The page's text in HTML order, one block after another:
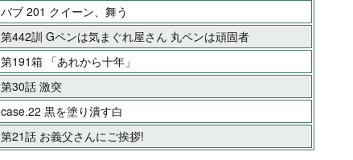
バブ 201 クイーン、舞う
第442訓 Gペンは気まぐれ屋さん 丸ペンは頑固者
第191箱 「あれから十年」
第30話 激突
case.22 黒を塗り潰す白
第21話 お義父さんにご挨拶!